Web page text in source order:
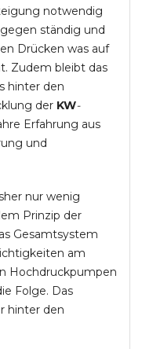
notwendig
ständig und
Drücken was auf
Zudem bleibt das
hinter den
der KW-
Erfahrung aus
und
nur wenig
Prinzip der
Gesamtsystem
am
Hochdruckpumpen
Folge. Das
hinter den